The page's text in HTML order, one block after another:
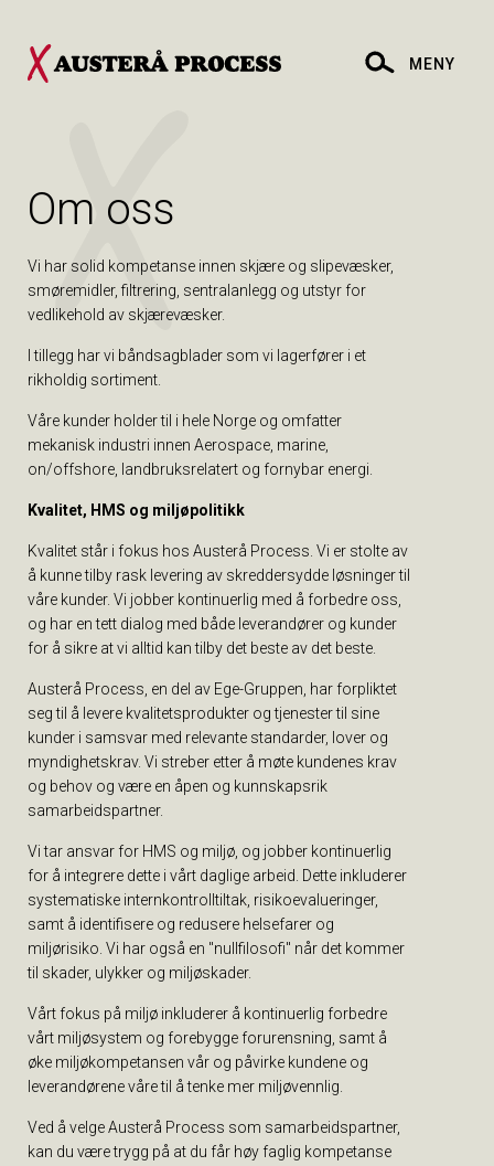
MENY
Om oss
Vi har solid kompetanse innen skjære og slipevæsker,
smøremidler, filtrering, sentralanlegg og utstyr for
vedlikehold av skjærevæsker.
I tillegg har vi båndsagblader som vi lagerfører i et
rikholdig sortiment.
Våre kunder holder til i hele Norge og omfatter
mekanisk industri innen Aerospace, marine,
on/offshore, landbruksrelatert og fornybar energi.
Kvalitet, HMS og miljøpolitikk
Kvalitet står i fokus hos Austerå Process. Vi er stolte av
å kunne tilby rask levering av skreddersydde løsninger til
våre kunder. Vi jobber kontinuerlig med å forbedre oss,
og har en tett dialog med både leverandører og kunder
for å sikre at vi alltid kan tilby det beste av det beste.
Austerå Process, en del av Ege-Gruppen, har forpliktet
seg til å levere kvalitetsprodukter og tjenester til sine
kunder i samsvar med relevante standarder, lover og
myndighetskrav. Vi streber etter å møte kundenes krav
og behov og være en åpen og kunnskapsrik
samarbeidspartner.
Vi tar ansvar for HMS og miljø, og jobber kontinuerlig
for å integrere dette i vårt daglige arbeid. Dette inkluderer
systematiske internkontrolltiltak, risikoevalueringer,
samt å identifisere og redusere helsefarer og
miljørisiko. Vi har også en "nullfilosofi" når det kommer
til skader, ulykker og miljøskader.
Vårt fokus på miljø inkluderer å kontinuerlig forbedre
vårt miljøsystem og forebygge forurensning, samt å
øke miljøkompetansen vår og påvirke kundene og
leverandørene våre til å tenke mer miljøvennlig.
Ved å velge Austerå Process som samarbeidspartner,
kan du være trygg på at du får høy faglig kompetanse